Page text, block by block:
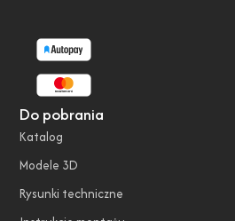
Do pobrania
Katalog
Modele 3D
Rysunki techniczne